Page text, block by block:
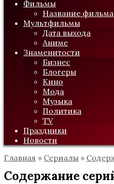
Фильмы
Название фильма
Мультфильмы
Дата выхода
Аниме
Знаменитости
Бизнес
Блогеры
Кино
Мода
Музыка
Политика
TV
Праздники
Новости
Главная » Сериалы »
Содержание